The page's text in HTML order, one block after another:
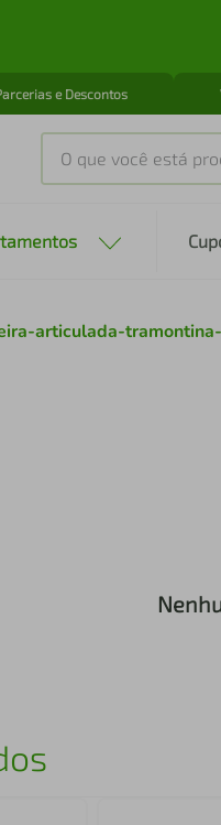
e Descontos
O que você está
articulada-
2º cafeteira